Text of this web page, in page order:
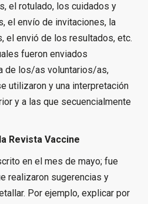
el rotulado, los cuidados y
el envío de invitaciones, la
el envió de los resultados, etc.
fueron enviados
de los/as voluntarios/as,
utilizaron y una interpretación
y a las que secuencialmente
Revista Vaccine
en el mes de mayo; fue
realizaron sugerencias y
Por ejemplo, explicar por